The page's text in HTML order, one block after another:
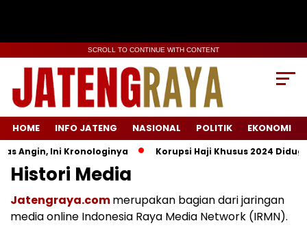
SCROLL TO CONTINUE WITH CONTENT
HOME INFO JATENG NASIONAL POLITIK EKONOMI
Angin, Ini Kronologinya Korupsi Haji Khusus 2024 Diduga
Histori Media
Jatengraya.commerupakan bagian dari jaringan
media online Indonesia Raya Media Network (IRMN).